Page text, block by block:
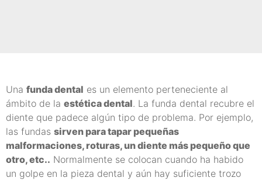
Una funda dental es un elemento perteneciente al
ámbito de la estética dental. La funda dental recubre el
diente que padece algún tipo de problema. Por ejemplo,
las fundas sirven para tapar pequeñas
malformaciones, roturas, un diente más pequeño que
otro, etc.. Normalmente se colocan cuando ha habido
un golpe en la pieza dental y aún hay suficiente trozo